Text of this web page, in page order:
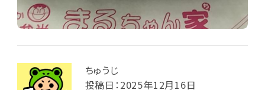
ちゅうじ
投稿日：2025年12月16日